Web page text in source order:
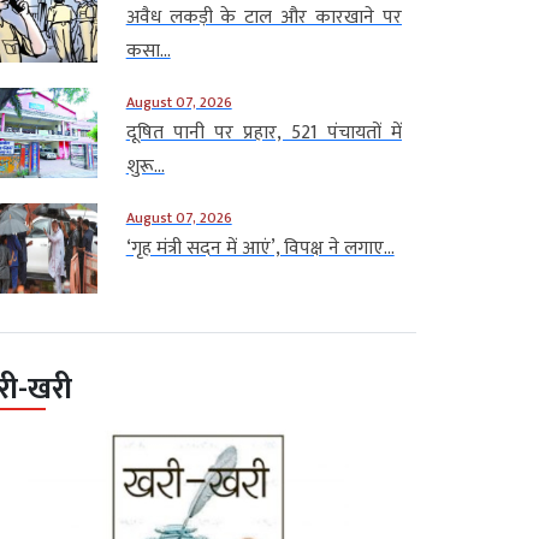
अवैध लकड़ी के टाल और कारखाने पर
कसा...
August 07, 2026
दूषित पानी पर प्रहार, 521 पंचायतों में
शुरू...
August 07, 2026
‘गृह मंत्री सदन में आएं’, विपक्ष ने लगाए...
खरी